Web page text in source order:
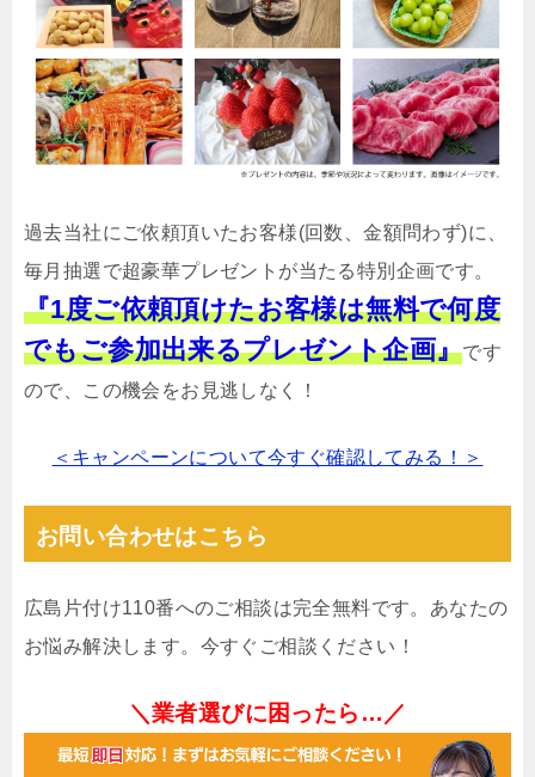
過去当社にご依頼頂いたお客様(回数、金額問わず)に、
毎月抽選で超豪華プレゼントが当たる特別企画です。
『1度ご依頼頂けたお客様は無料で何度
でもご参加出来るプレゼント企画』です
ので、この機会をお見逃しなく！
＜キャンペーンについて今すぐ確認してみる！＞
お問い合わせはこちら
広島片付け110番へのご相談は完全無料です。あなたの
お悩み解決します。今すぐご相談ください！
＼業者選びに困ったら…／